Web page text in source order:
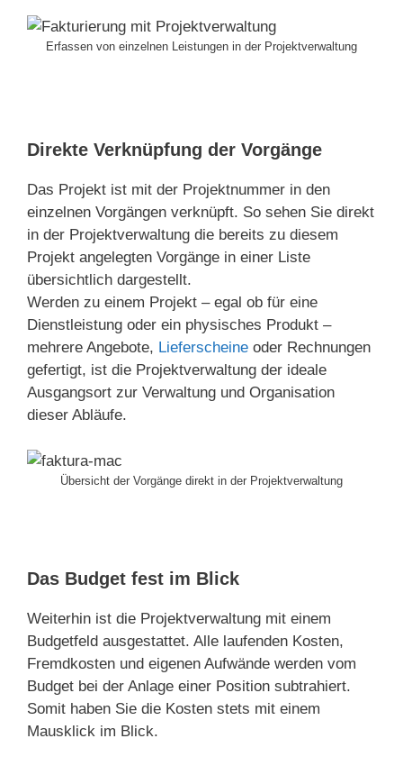
Erfassen von einzelnen Leistungen in der Projektverwaltung
Direkte Verknüpfung der Vorgänge
Das Projekt ist mit der Projektnummer in den
einzelnen Vorgängen verknüpft. So sehen Sie direkt
in der Projektverwaltung die bereits zu diesem
Projekt angelegten Vorgänge in einer Liste
übersichtlich dargestellt.
Werden zu einem Projekt – egal ob für eine
Dienstleistung oder ein physisches Produkt –
mehrere Angebote, Lieferscheine oder Rechnungen
gefertigt, ist die Projektverwaltung der ideale
Ausgangsort zur Verwaltung und Organisation
dieser Abläufe.
Übersicht der Vorgänge direkt in der Projektverwaltung
Das Budget fest im Blick
Weiterhin ist die Projektverwaltung mit einem
Budgetfeld ausgestattet. Alle laufenden Kosten,
Fremdkosten und eigenen Aufwände werden vom
Budget bei der Anlage einer Position subtrahiert.
Somit haben Sie die Kosten stets mit einem
Mausklick im Blick.